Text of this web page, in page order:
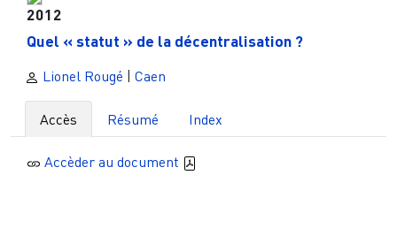
2012
Quel « statut » de la décentralisation ?
Lionel Rougé | Caen
Accès Résumé Index
Accèder au document